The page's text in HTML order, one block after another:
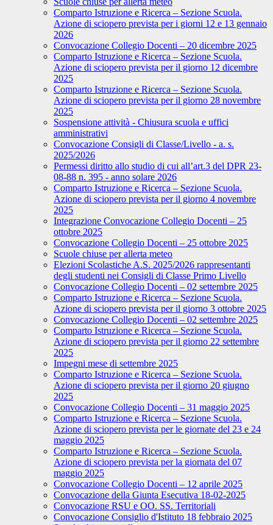
Comparto Istruzione e Ricerca – Sezione Scuola.
Azione di sciopero prevista per i giorni 12 e 13 gennaio
2026
Convocazione Collegio Docenti – 20 dicembre 2025
Comparto Istruzione e Ricerca – Sezione Scuola.
Azione di sciopero prevista per il giorno 12 dicembre
2025
Comparto Istruzione e Ricerca – Sezione Scuola.
Azione di sciopero prevista per il giorno 28 novembre
2025
Sospensione attività - Chiusura scuola e uffici
amministrativi
Convocazione Consigli di Classe/Livello - a. s.
2025/2026
Permessi diritto allo studio di cui all’art.3 del DPR 23-
08-88 n. 395 - anno solare 2026
Comparto Istruzione e Ricerca – Sezione Scuola.
Azione di sciopero prevista per il giorno 4 novembre
2025
Integrazione Convocazione Collegio Docenti – 25
ottobre 2025
Convocazione Collegio Docenti – 25 ottobre 2025
Scuole chiuse per allerta meteo
Elezioni Scolastiche A.S. 2025/2026 rappresentanti
degli studenti nei Consigli di Classe Primo Livello
Convocazione Collegio Docenti – 02 settembre 2025
Comparto Istruzione e Ricerca – Sezione Scuola.
Azione di sciopero prevista per il giorno 3 ottobre 2025
Convocazione Collegio Docenti – 02 settembre 2025
Comparto Istruzione e Ricerca – Sezione Scuola.
Azione di sciopero prevista per il giorno 22 settembre
2025
Impegni mese di settembre 2025
Comparto Istruzione e Ricerca – Sezione Scuola.
Azione di sciopero prevista per il giorno 20 giugno
2025
Convocazione Collegio Docenti – 31 maggio 2025
Comparto Istruzione e Ricerca – Sezione Scuola.
Azione di sciopero prevista per le giornate del 23 e 24
maggio 2025
Comparto Istruzione e Ricerca – Sezione Scuola.
Azione di sciopero prevista per la giornata del 07
maggio 2025
Convocazione Collegio Docenti – 12 aprile 2025
Convocazione della Giunta Esecutiva 18-02-2025
Convocazione RSU e OO. SS. Territoriali
Convocazione Consiglio d'Istituto 18 febbraio 2025